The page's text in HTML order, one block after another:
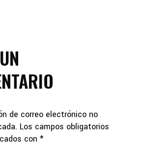
de correo electrónico no
Los campos obligatorios
con *